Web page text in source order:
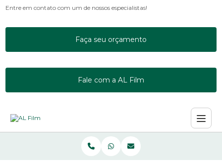
Entre em contato com um de nossos especialistas!
Faça seu orçamento
Fale com a AL Film